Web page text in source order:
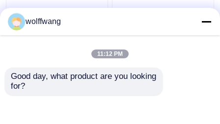
Pincéis de giz de
cerdas sintéticas
cabo de madeira
laqueada
wolffwang
11:12 PM
Good day, what product are you looking
for?